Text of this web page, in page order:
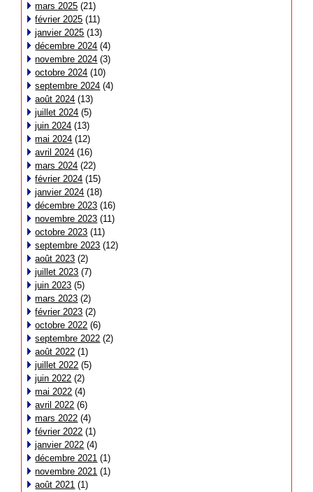
mars 2025 (21)
février 2025 (11)
janvier 2025 (13)
décembre 2024 (4)
novembre 2024 (3)
octobre 2024 (10)
septembre 2024 (4)
août 2024 (13)
juillet 2024 (5)
juin 2024 (13)
mai 2024 (12)
avril 2024 (16)
mars 2024 (22)
février 2024 (15)
janvier 2024 (18)
décembre 2023 (16)
novembre 2023 (11)
octobre 2023 (11)
septembre 2023 (12)
août 2023 (2)
juillet 2023 (7)
juin 2023 (5)
mars 2023 (2)
février 2023 (2)
octobre 2022 (6)
septembre 2022 (2)
août 2022 (1)
juillet 2022 (5)
juin 2022 (2)
mai 2022 (4)
avril 2022 (6)
mars 2022 (4)
février 2022 (1)
janvier 2022 (4)
décembre 2021 (1)
novembre 2021 (1)
août 2021 (1)